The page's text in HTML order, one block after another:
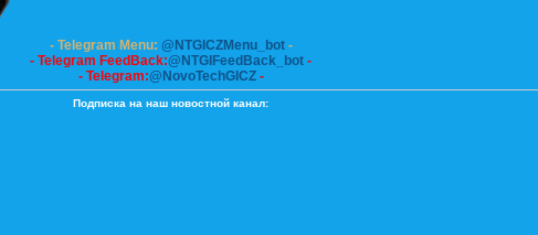
- Telegram Menu: @NTGICZMenu_bot-
- Telegram FeedBack:@NTGIFeedBack_bot -
- Telegram:@NovoTechGICZ-
Подписка на наш новостной канал: